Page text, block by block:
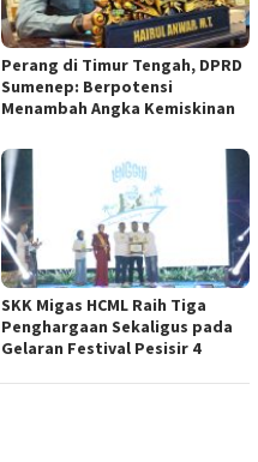
Perang di Timur Tengah, DPRD
Sumenep: Berpotensi
Menambah Angka Kemiskinan
SKK Migas HCML Raih Tiga
Penghargaan Sekaligus pada
Gelaran Festival Pesisir 4